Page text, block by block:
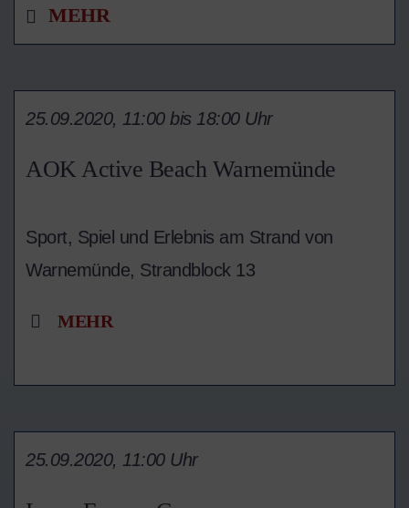
MEHR
AOK Active Beach Warnemünde
25.09.2020, 11:00 bis 18:00 Uhr
Sport, Spiel und Erlebnis am Strand von
Warnemünde, Strandblock 13
MEHR
25.09.2020, 11:00 Uhr